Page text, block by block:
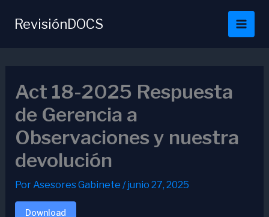
RevisiónDOCS
Act 18-2025 Respuesta
de Gerencia a
Observaciones y nuestra
devolución
PorAsesores Gabinete /junio 27, 2025
Download